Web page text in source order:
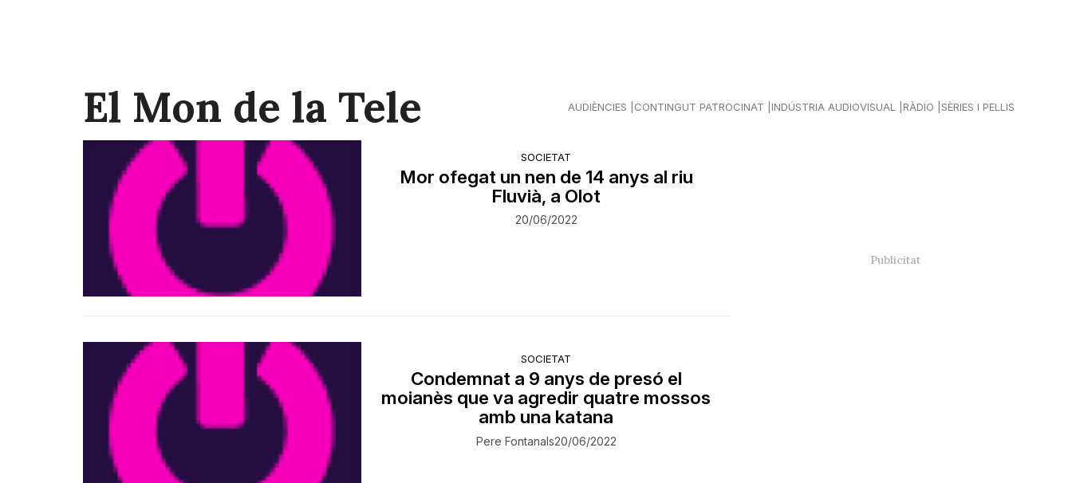
El Mon de la Tele AUDIÈNCIES CONTINGUT PATROCINAT INDÚSTRIA AUDIOVISUAL RÀDIO SÈRIES I PEL·LIS
SOCIETAT
Mor ofegat un nen de 14 anys al riu
Fluvià, a Olot
20/06/2022
SOCIETAT
Condemnat a 9 anys de presó el
moianès que va agredir quatre mossos
amb una katana
Pere Fontanals20/06/2022